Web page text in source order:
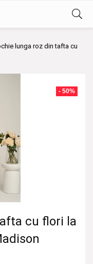
lunga roz din tafta cu
- 50%
cu flori la